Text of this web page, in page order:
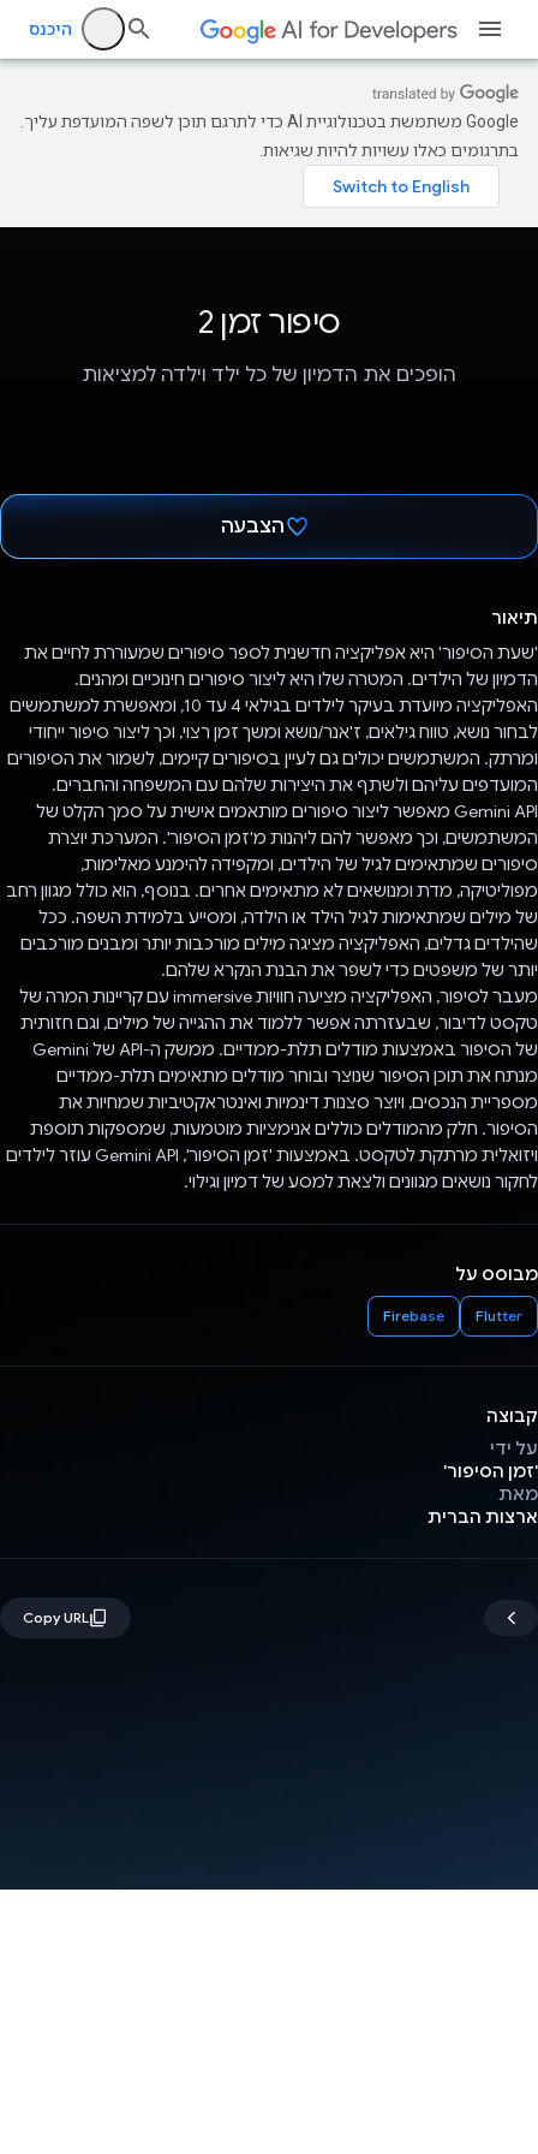
היכנס
‫Google משתמשת בטכנולוגיית AI כדי לתרגם תוכן לשפה המועדפת עליך.
בתרגומים כאלו עשויות להיות שגיאות.
סיפור זמן 2
הופכים את הדמיון של כל ילד וילדה למציאות
הצבעה
תיאור
'שעת הסיפור' היא אפליקציה חדשנית לספר סיפורים שמעוררת לחיים את
הדמיון של הילדים. המטרה שלו היא ליצור סיפורים חינוכיים ומהנים.
האפליקציה מיועדת בעיקר לילדים בגילאי 4 עד 10, ומאפשרת למשתמשים
לבחור נושא, טווח גילאים, ז'אנר/נושא ומשך זמן רצוי, וכך ליצור סיפור ייחודי
ומרתק. המשתמשים יכולים גם לעיין בסיפורים קיימים, לשמור את הסיפורים
המועדפים עליהם ולשתף את היצירות שלהם עם המשפחה והחברים.
Gemini API מאפשר ליצור סיפורים מותאמים אישית על סמך הקלט של
המשתמשים, וכך מאפשר להם ליהנות מ'זמן הסיפור'. המערכת יוצרת
סיפורים שמתאימים לגיל של הילדים, ומקפידה להימנע מאלימות,
מפוליטיקה, מדת ומנושאים לא מתאימים אחרים. בנוסף, הוא כולל מגוון רחב
של מילים שמתאימות לגיל הילד או הילדה, ומסייע בלמידת השפה. ככל
שהילדים גדלים, האפליקציה מציגה מילים מורכבות יותר ומבנים מורכבים
יותר של משפטים כדי לשפר את הבנת הנקרא שלהם.
מעבר לסיפור, האפליקציה מציעה חוויות immersive עם קריינות המרה של
טקסט לדיבור, שבעזרתה אפשר ללמוד את ההגייה של מילים, וגם חזותית
של הסיפור באמצעות מודלים תלת-ממדיים. ממשק ה-API של Gemini
מנתח את תוכן הסיפור שנוצר ובוחר מודלים מתאימים תלת-ממדיים
מספריית הנכסים, ויוצר סצנות דינמיות ואינטראקטיביות שמחיות את
הסיפור. חלק מהמודלים כוללים אנימציות מוטמעות, שמספקות תוספת
ויזואלית מרתקת לטקסט. באמצעות 'זמן הסיפור', Gemini API עוזר לילדים
לחקור נושאים מגוונים ולצאת למסע של דמיון וגילוי.
מבוסס על
Flutter
Firebase
קבוצה
על ידי
'זמן הסיפור'
מאת
ארצות הברית